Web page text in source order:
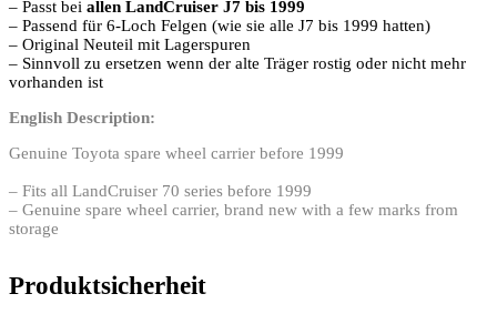
– Passt bei allen LandCruiser J7 bis 1999
– Passend für 6-Loch Felgen (wie sie alle J7 bis 1999 hatten)
– Original Neuteil mit Lagerspuren
– Sinnvoll zu ersetzen wenn der alte Träger rostig oder nicht mehr
vorhanden ist
English Description:
Genuine Toyota spare wheel carrier before 1999
– Fits all LandCruiser 70 series before 1999
– Genuine spare wheel carrier, brand new with a few marks from
storage
Produktsicherheit